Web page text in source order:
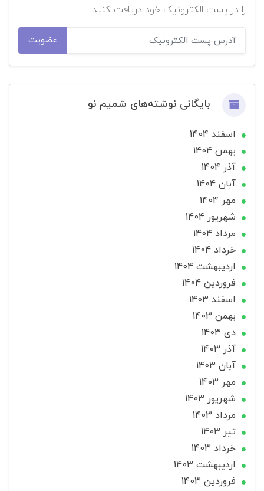
را در پست الکترونیک خود دریافت کنید.
عضویت
بایگانی نوشته‌های شمیم نو
اسفند 1404
بهمن 1404
آذر 1404
آبان 1404
مهر 1404
شهریور 1404
مرداد 1404
خرداد 1404
ارديبهشت 1404
فروردین 1404
اسفند 1403
بهمن 1403
دی 1403
آذر 1403
آبان 1403
مهر 1403
شهریور 1403
مرداد 1403
تير 1403
خرداد 1403
ارديبهشت 1403
فروردین 1403